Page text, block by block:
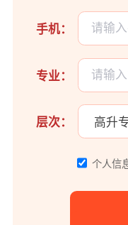
手机：
专业：
层次：
个人信